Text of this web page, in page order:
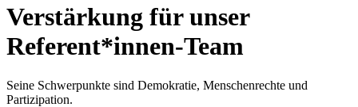
Verstärkung für unser
Referent*innen-Team
Seine Schwerpunkte sind Demokratie, Menschenrechte und
Partizipation.